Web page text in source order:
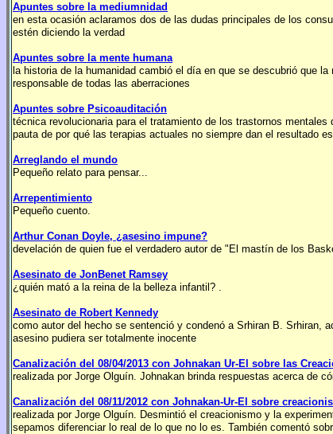
Apuntes sobre la mediumnidad
en esta ocasión aclaramos dos de las dudas principales de los
estén diciendo la verdad
Apuntes sobre la mente humana
la historia de la humanidad cambió el día en que se descubrió que
responsable de todas las aberraciones
Apuntes sobre Psicoauditación
técnica revolucionaria para el tratamiento de los trastornos
pauta de por qué las terapias actuales no siempre dan el resultado
Arreglando el mundo
Pequeño relato para pensar...
Arrepentimiento
Pequeño cuento.
Arthur Conan Doyle, ¿asesino impune?
develación de quien fue el verdadero autor de "El mastín de los
Asesinato de JonBenet Ramsey
¿quién mató a la reina de la belleza infantil? .
Asesinato de Robert Kennedy
como autor del hecho se sentenció y condenó a Srhiran B. Srhiran,
asesino pudiera ser totalmente inocente
Canalización del 08/04/2013 con Johnakan Ur-El sobre las
realizada por Jorge Olguín. Johnakan brinda respuestas acerca de
Canalización del 08/11/2012 con Johnakan-Ur-El sobre
realizada por Jorge Olguín. Desmintió el creacionismo y la
sepamos diferenciar lo real de lo que no lo es. También comentó